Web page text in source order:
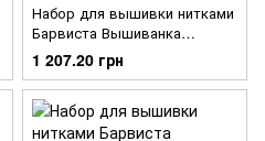
Набор для вышивки нитками
Барвиста Вышиванка
заготовки женского платья –
вышиванки Сокальская роза
ПЛ118лБннннi
1 207.20 грн